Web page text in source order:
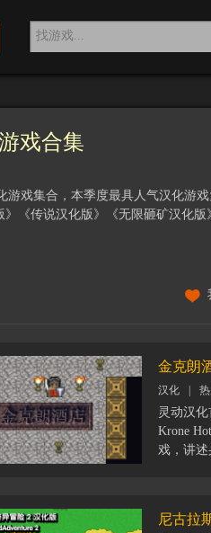
戏合集
游戏集合，本季度最具人气汉化游
《传说汉化版》《无限砸矿汉化版
金克朗
汉化 热
灵动汉
Krone
戏，讲
里提巴
的目标
这过程中
尼古拉